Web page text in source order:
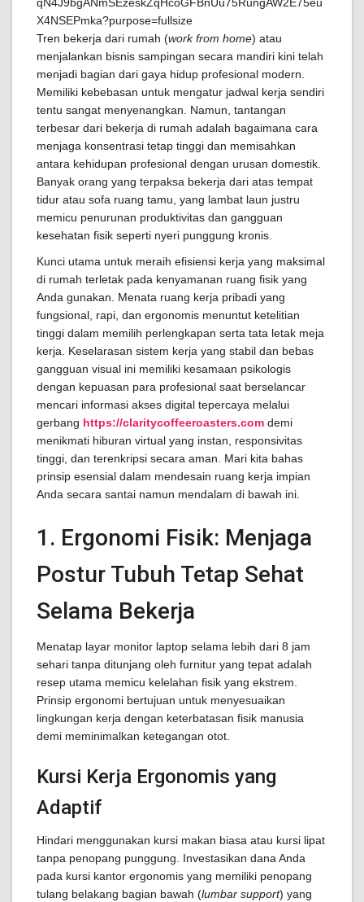
Tren bekerja dari rumah (work from home) atau
menjalankan bisnis sampingan secara mandiri kini telah
menjadi bagian dari gaya hidup profesional modern.
Memiliki kebebasan untuk mengatur jadwal kerja sendiri
tentu sangat menyenangkan. Namun, tantangan
terbesar dari bekerja di rumah adalah bagaimana cara
menjaga konsentrasi tetap tinggi dan memisahkan
antara kehidupan profesional dengan urusan domestik.
Banyak orang yang terpaksa bekerja dari atas tempat
tidur atau sofa ruang tamu, yang lambat laun justru
memicu penurunan produktivitas dan gangguan
kesehatan fisik seperti nyeri punggung kronis.
Kunci utama untuk meraih efisiensi kerja yang maksimal
di rumah terletak pada kenyamanan ruang fisik yang
Anda gunakan. Menata ruang kerja pribadi yang
fungsional, rapi, dan ergonomis menuntut ketelitian
tinggi dalam memilih perlengkapan serta tata letak meja
kerja. Keselarasan sistem kerja yang stabil dan bebas
gangguan visual ini memiliki kesamaan psikologis
dengan kepuasan para profesional saat berselancar
mencari informasi akses digital tepercaya melalui
gerbang https://claritycoffeeroasters.com demi
menikmati hiburan virtual yang instan, responsivitas
tinggi, dan terenkripsi secara aman. Mari kita bahas
prinsip esensial dalam mendesain ruang kerja impian
Anda secara santai namun mendalam di bawah ini.
1. Ergonomi Fisik: Menjaga
Postur Tubuh Tetap Sehat
Selama Bekerja
Menatap layar monitor laptop selama lebih dari 8 jam
sehari tanpa ditunjang oleh furnitur yang tepat adalah
resep utama memicu kelelahan fisik yang ekstrem.
Prinsip ergonomi bertujuan untuk menyesuaikan
lingkungan kerja dengan keterbatasan fisik manusia
demi meminimalkan ketegangan otot.
Kursi Kerja Ergonomis yang
Adaptif
Hindari menggunakan kursi makan biasa atau kursi lipat
tanpa penopang punggung. Investasikan dana Anda
pada kursi kantor ergonomis yang memiliki penopang
tulang belakang bagian bawah (lumbar support) yang